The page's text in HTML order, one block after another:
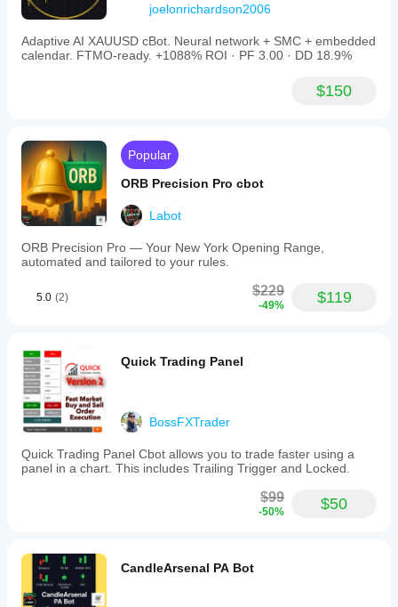
broker,
spread dan
kualiti
pelaksanaan.
anda
memahami
prestasi bot
tersebut
dalam
penggunaan
sebenar.
joelonrichardson2006
Adaptive AI XAUUSD cBot. Neural network + SMC + embedded
calendar. FTMO-ready. +1088% ROI · PF 3.00 · DD 18.9%
$150
Popular
ORB Precision Pro cbot
Labot
ORB Precision Pro — Your New York Opening Range,
automated and tailored to your rules.
5.0 (2) $229
-49% $119
Quick Trading Panel
BossFXTrader
Quick Trading Panel Cbot allows you to trade faster using a
panel in a chart. This includes Trailing Trigger and Locked.
$99
-50% $50
CandleArsenal PA Bot